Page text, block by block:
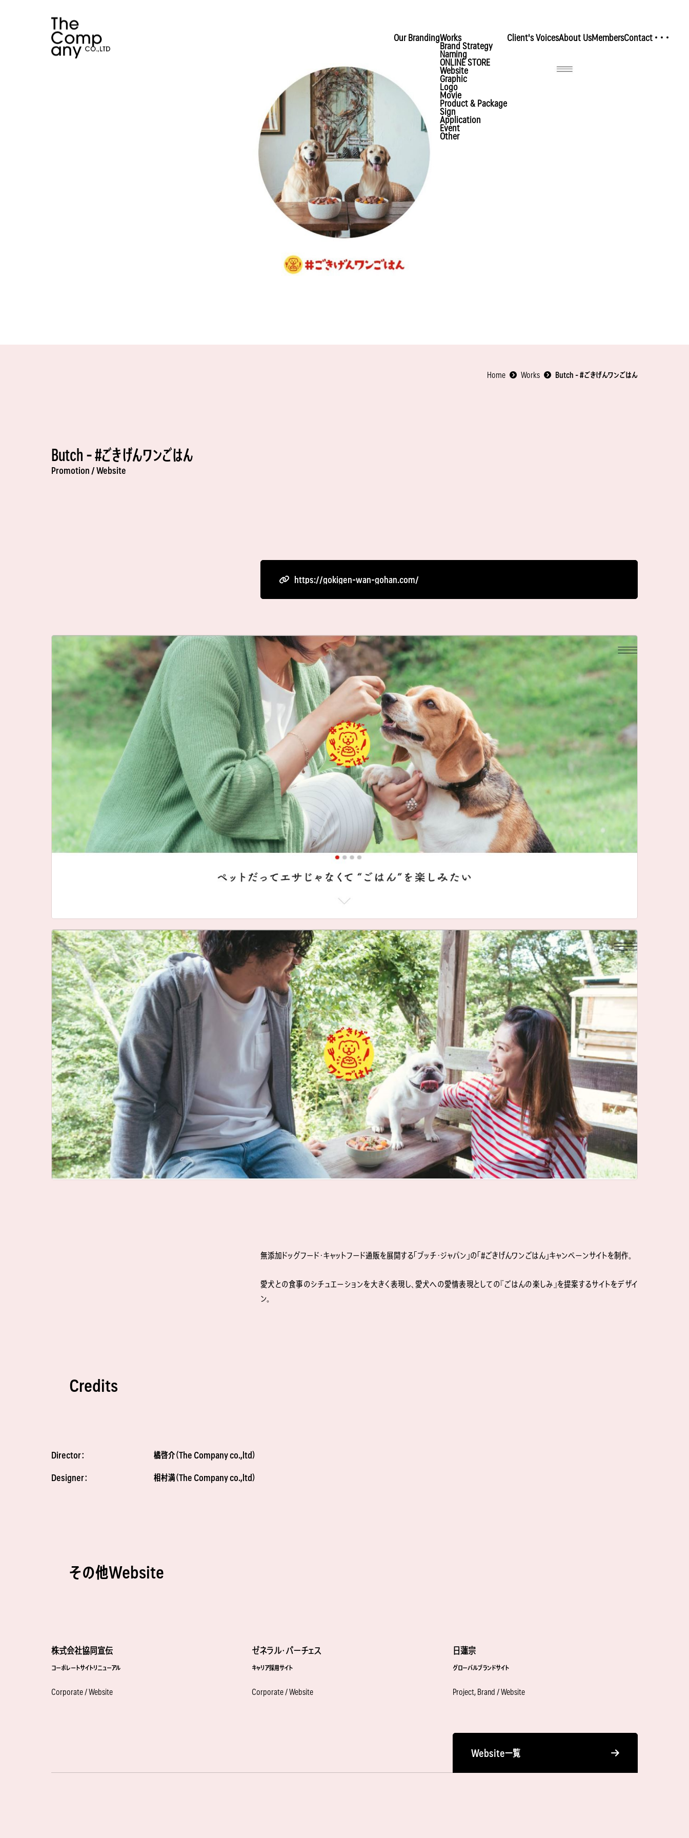
Our BrandingWorks
Brand Strategy
Naming
ONLINE STORE
Website
Graphic
Logo
Movie
Product & Package
Sign
Application
Event
Other
Client's VoicesAbout UsMembersContact Open
Home Works Butch - #ごきげんワンごはん
Butch - #ごきげんワンごはん
Promotion /Website
https://gokigen-wan-gohan.com/
無添加ドッグフード・キャットフード通販を展開する「ブッチ・ジャパン」の「#ごきげんワンごはん」キャンペーンサイトを制作。
愛犬との食事のシチュエーションを大きく表現し、愛⽝への愛情表現としての『ごはんの楽しみ』を提案するサイトをデザイ
ン。
Credits
Director： 橘啓介（The Company co.,ltd）
Designer： 相村満（The Company co.,ltd）
その他Website
株式会社協同宣伝
コーポレートサイトリニューアル
Corporate / Website
ゼネラル・パーチェス
キャリア採用サイト
Corporate / Website
日蓮宗
グローバルブランドサイト
Project, Brand / Website
Website一覧